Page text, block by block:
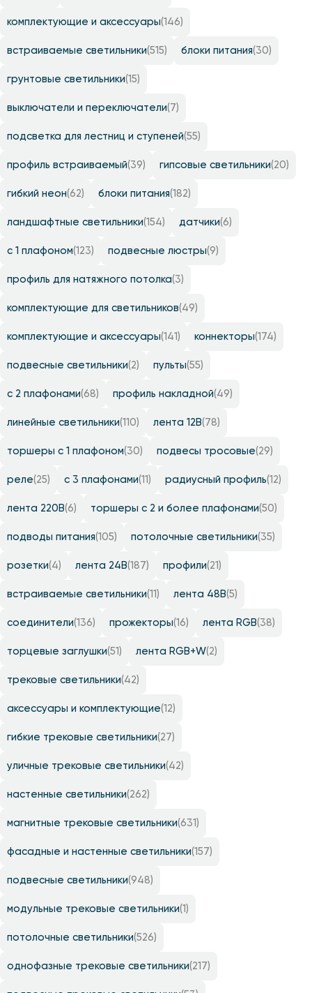
комплектующие и аксессуары(146)
встраиваемые светильники(515) блоки питания(30)
грунтовые светильники(15)
выключатели и переключатели(7)
подсветка для лестниц и ступеней(55)
профиль встраиваемый(39) гипсовые светильники(20)
гибкий неон(62) блоки питания(182)
ландшафтные светильники(154) датчики(6)
с 1 плафоном(123) подвесные люстры(9)
профиль для натяжного потолка(3)
комплектующие для светильников(49)
комплектующие и аксессуары(141) коннекторы(174)
подвесные светильники(2) пульты(55)
с 2 плафонами(68) профиль накладной(49)
линейные светильники(110) лента 12B(78)
торшеры с 1 плафоном(30) подвесы тросовые(29)
реле(25) с 3 плафонами(11) радиусный профиль(12)
лента 220B(6) торшеры с 2 и более плафонами(50)
подводы питания(105) потолочные светильники(35)
розетки(4) лента 24B(187) профили(21)
встраиваемые светильники(11) лента 48B(5)
соединители(136) прожекторы(16) лента RGB(38)
торцевые заглушки(51) лента RGB+W(2)
трековые светильники(42)
аксессуары и комплектующие(12)
гибкие трековые светильники(27)
уличные трековые светильники(42)
настенные светильники(262)
магнитные трековые светильники(631)
фасадные и настенные светильники(157)
подвесные светильники(948)
модульные трековые светильники(1)
потолочные светильники(526)
однофазные трековые светильники(217)